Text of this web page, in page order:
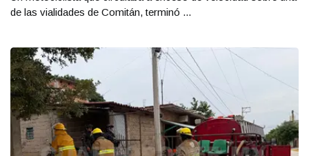
de las vialidades de Comitán, terminó ...